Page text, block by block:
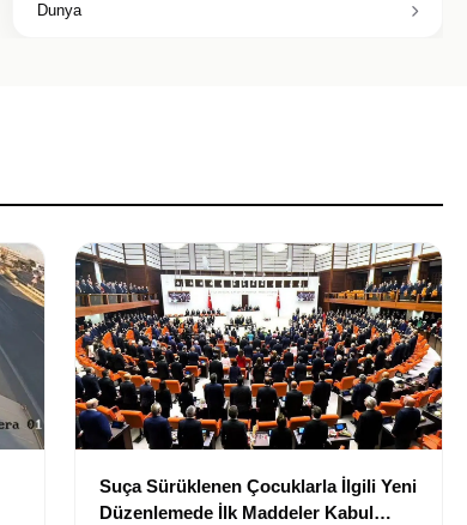
Dunya
Suça Sürüklenen Çocuklarla İlgili Yeni
Düzenlemede İlk Maddeler Kabul